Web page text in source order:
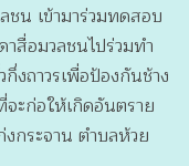
ชน เข้ามาร่วมทดสอบ
สื่อมวลชนไปร่วมทำ
งถาวรเพื่อป้องกันช้าง
ะก่อให้เกิดอันตราย
ระจาน ตำบลห้วย